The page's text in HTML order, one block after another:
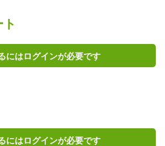
にはログインが必要です
にはログインが必要です